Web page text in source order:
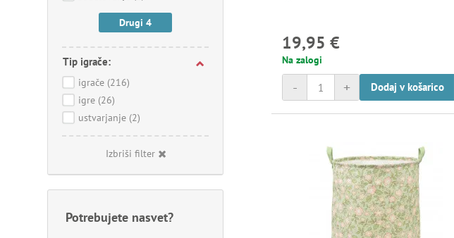
Drugi 4
Tip igrače:
igrače (216)
igre (26)
ustvarjanje (2)
Izbriši filter
Potrebujete nasvet?
19,95 €
Na zalogi
+
- Dodaj v košarico